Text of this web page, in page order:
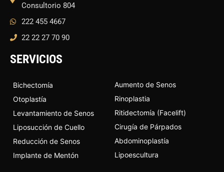
Consultorio 804
222 455 4667
22 22 27 70 90
SERVICIOS
Aumento de Senos
Rinoplastia
Ritidectomía (Facelift)
Cirugía de Párpados
Abdominoplastía
Lipoescultura
Bichectomía
Otoplastía
Levantamiento de Senos
Liposucción de Cuello
Reducción de Senos
Implante de Mentón